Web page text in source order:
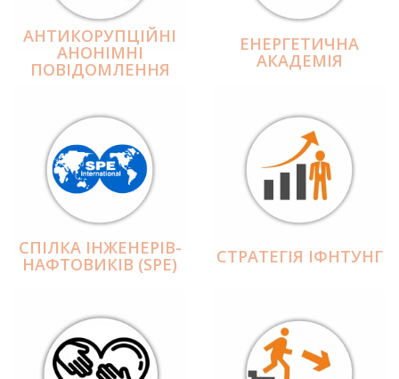
АНТИКОРУПЦІЙНІ
АНОНІМНІ
ПОВІДОМЛЕННЯ
ЕНЕРГЕТИЧНА
АКАДЕМІЯ
СПІЛКА ІНЖЕНЕРІВ-
НАФТОВИКІВ (SPE) СТРАТЕГІЯ ІФНТУНГ